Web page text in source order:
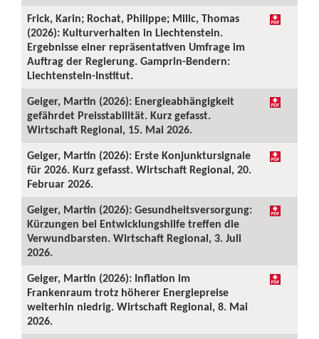
Frick, Karin; Rochat, Philippe; Milic, Thomas
(2026): Kulturverhalten in Liechtenstein.
Ergebnisse einer repräsentativen Umfrage im
Auftrag der Regierung. Gamprin-Bendern:
Liechtenstein-Institut.
Geiger, Martin (2026): Energieabhängigkeit
gefährdet Preisstabilität. Kurz gefasst.
Wirtschaft Regional, 15. Mai 2026.
Geiger, Martin (2026): Erste Konjunktursignale
für 2026. Kurz gefasst. Wirtschaft Regional, 20.
Februar 2026.
Geiger, Martin (2026): Gesundheitsversorgung:
Kürzungen bei Entwicklungshilfe treffen die
Verwundbarsten. Wirtschaft Regional, 3. Juli
2026.
Geiger, Martin (2026): Inflation im
Frankenraum trotz höherer Energiepreise
weiterhin niedrig. Wirtschaft Regional, 8. Mai
2026.